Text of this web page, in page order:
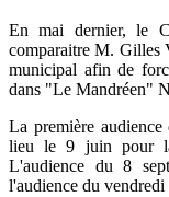
En mai dernier, le
comparaitre M. Gilles
municipal afin de
dans "Le Mandréen"
La première
lieu le 9 juin pour
L'audience du 8
l'audience du vendredi